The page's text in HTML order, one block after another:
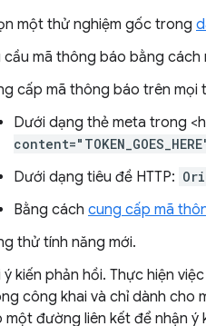
một thử nghiệm gốc trong
cầu mã thông báo bằng cách
cấp mã thông báo trên mọi
Dưới dạng thẻ meta trong
Dưới dạng tiêu đề HTTP:
Bằng cách cung cấp mã
thử tính năng mới.
ý kiến phản hồi. Thực hiện
công khai và chỉ dành cho
một đường liên kết để nhận